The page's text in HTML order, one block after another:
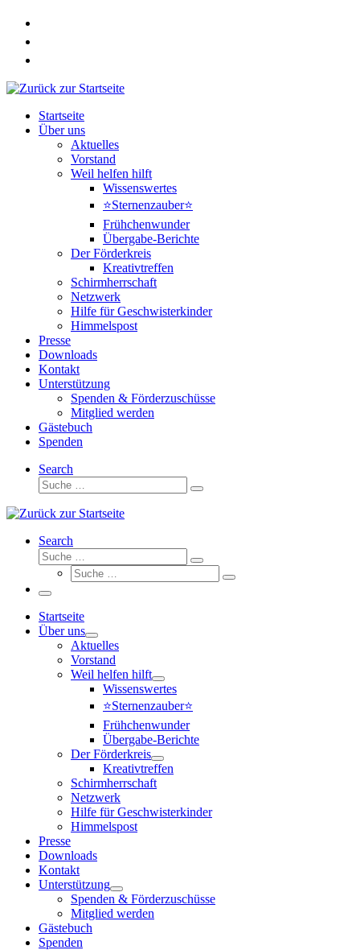
Zum
springen
Startseite
Über uns
Aktuelles
Vorstand
Weil helfen hilft
Wissenswertes
⭐Sternenzauber⭐
Frühchenwunder
Übergabe-Berichte
Der Förderkreis
Kreativtreffen
Schirmherrschaft
Netzwerk
Hilfe für Geschwisterkinder
Himmelspost
Presse
Downloads
Kontakt
Unterstützung
Spenden & Förderzuschüsse
Mitglied werden
Gästebuch
Spenden
Search
Suche
Suche
Search
Suche
Suche
Suche
Suche
Menü
Startseite
Über uns
Aktuelles
Vorstand
Weil helfen hilft
Wissenswertes
⭐Sternenzauber⭐
Frühchenwunder
Übergabe-Berichte
Der Förderkreis
Kreativtreffen
Schirmherrschaft
Netzwerk
Hilfe für Geschwisterkinder
Himmelspost
Presse
Downloads
Kontakt
Unterstützung
Spenden & Förderzuschüsse
Mitglied werden
Gästebuch
Spenden